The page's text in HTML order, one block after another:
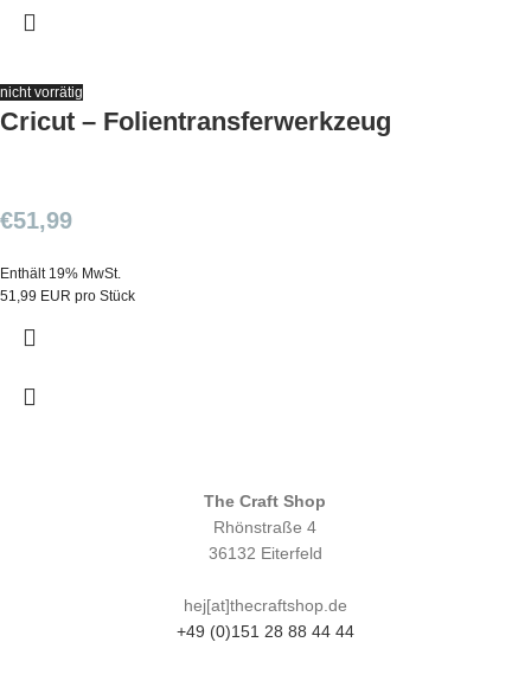
nicht vorrätig
Cricut – Folientransferwerkzeug
€51,99
Enthält 19% MwSt.
51,99 EUR pro Stück
The Craft Shop
Rhönstraße 4
36132 Eiterfeld
hej[at]thecraftshop.de
+49 (0)151 28 88 44 44